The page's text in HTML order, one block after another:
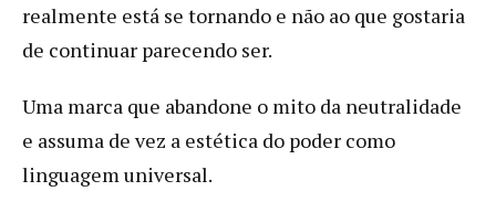
realmente está se tornando e não ao que gostaria
de continuar parecendo ser.
Uma marca que abandone o mito da neutralidade
e assuma de vez a estética do poder como
linguagem universal.